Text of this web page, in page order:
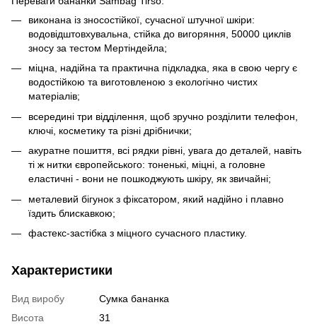
виконана із зносостійкої, сучасної штучної шкіри:
водовідштовхувальна, стійка до вигоряння, 50000 циклів
зносу за тестом Мертіндейла;
міцна, надійна та практична підкладка, яка в свою чергу є
водостійкою та виготовленою з екологічно чистих
матеріалів;
всередині три відділення, щоб зручно розділити телефон,
ключі, косметику та різні дрібнички;
акуратне пошиття, всі рядки рівні, увага до деталей, навіть
ті ж нитки європейського: тоненькі, міцні, а головне
еластичні - вони не пошкоджують шкіру, як звичайні;
металевий бігунок з фіксатором, який надійно і плавно
їздить блискавкою;
фастекс-застібка з міцного сучасного пластику.
Характеристики
Вид виробу
Сумка бананка
Висота
31